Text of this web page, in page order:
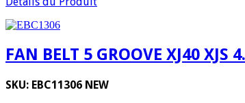
FAN BELT 5 GROOVE XJ40
SKU: EBC11306 NEW